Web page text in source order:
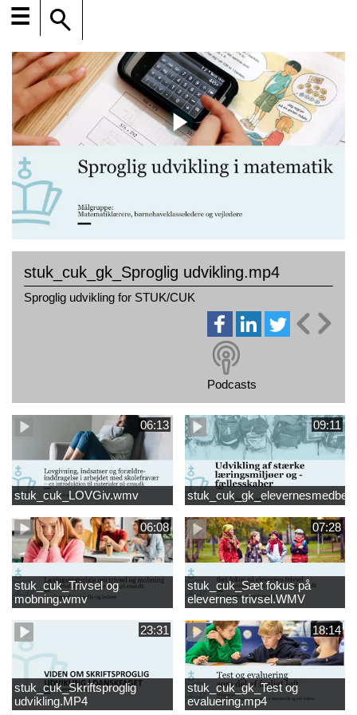
☰
stuk_cuk_gk_Sproglig udvikling.mp4
Sproglig udvikling for STUK/CUK
Podcasts
06:13
stuk_cuk_LOVGiv.wmv
09:11
06:08
stuk_cuk_Trivsel og
mobning.wmv
07:28
stuk_cuk_Sæt fokus på
elevernes trivsel.WMV
23:31
stuk_cuk_Skriftsproglig
udvikling.MP4
18:14
stuk_cuk_gk_Test og
evaluering.mp4